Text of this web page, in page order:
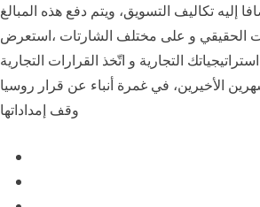
تكاليف التسويق، ويتم دفع هذه المبالغ
الحقيقي و على مختلف الشارتات ،استعرض
التجارية و اتّخذ القرارات التجارية
الأخيرين، في غمرة أنباء عن قرار روسيا
وقف إمداداتها